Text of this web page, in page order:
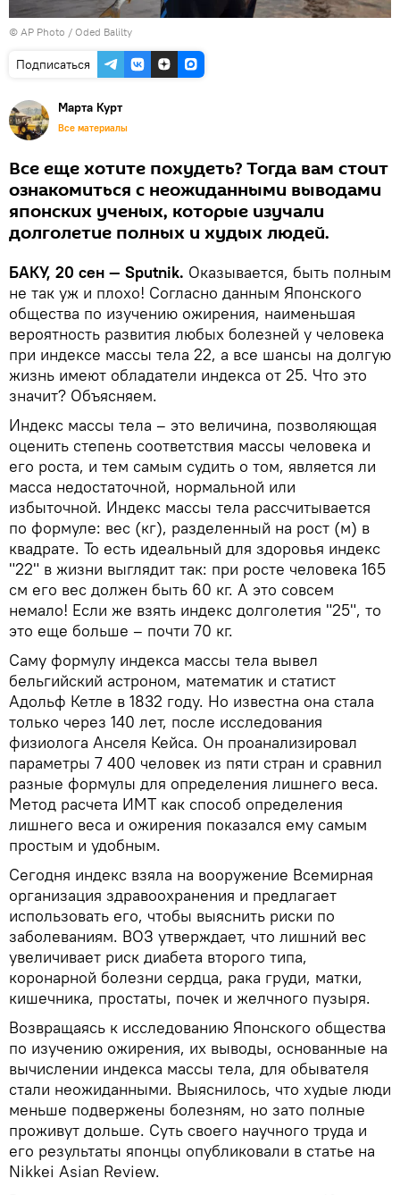
© AP Photo / Oded Balilty
Подписаться
Марта Курт
Все материалы
Все еще хотите похудеть? Тогда вам стоит
ознакомиться с неожиданными выводами
японских ученых, которые изучали
долголетие полных и худых людей.
БАКУ, 20 сен — Sputnik. Оказывается, быть полным
не так уж и плохо! Согласно данным Японского
общества по изучению ожирения, наименьшая
вероятность развития любых болезней у человека
при индексе массы тела 22, а все шансы на долгую
жизнь имеют обладатели индекса от 25. Что это
значит? Объясняем.
Индекс массы тела – это величина, позволяющая
оценить степень соответствия массы человека и
его роста, и тем самым судить о том, является ли
масса недостаточной, нормальной или
избыточной. Индекс массы тела рассчитывается
по формуле: вес (кг), разделенный на рост (м) в
квадрате. То есть идеальный для здоровья индекс
"22" в жизни выглядит так: при росте человека 165
см его вес должен быть 60 кг. А это совсем
немало! Если же взять индекс долголетия "25", то
это еще больше – почти 70 кг.
Саму формулу индекса массы тела вывел
бельгийский астроном, математик и статист
Адольф Кетле в 1832 году. Но известна она стала
только через 140 лет, после исследования
физиолога Анселя Кейса. Он проанализировал
параметры 7 400 человек из пяти стран и сравнил
разные формулы для определения лишнего веса.
Метод расчета ИМТ как способ определения
лишнего веса и ожирения показался ему самым
простым и удобным.
Сегодня индекс взяла на вооружение Всемирная
организация здравоохранения и предлагает
использовать его, чтобы выяснить риски по
заболеваниям. ВОЗ утверждает, что лишний вес
увеличивает риск диабета второго типа,
коронарной болезни сердца, рака груди, матки,
кишечника, простаты, почек и желчного пузыря.
Возвращаясь к исследованию Японского общества
по изучению ожирения, их выводы, основанные на
вычислении индекса массы тела, для обывателя
стали неожиданными. Выяснилось, что худые люди
меньше подвержены болезням, но зато полные
проживут дольше. Суть своего научного труда и
его результаты японцы опубликовали в статье на
Nikkei Asian Review.